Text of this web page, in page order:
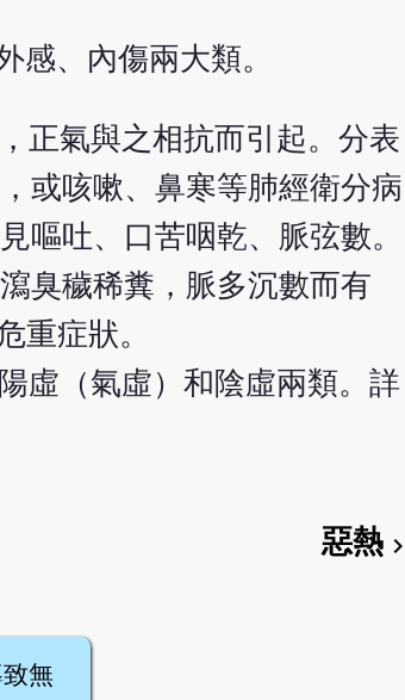
感、內傷兩大類。
正氣與之相抗而引起。分表
或咳嗽、鼻寒等肺經衛分病
嘔吐、口苦咽乾、脈弦數。
臭穢稀糞，脈多沉數而有
重症狀。
虛（氣虛）和陰虛兩類。詳
惡熱chevron_right
無